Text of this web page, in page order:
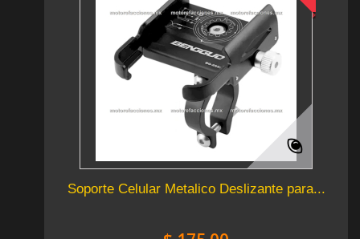
Soporte Celular Metalico Deslizante para...